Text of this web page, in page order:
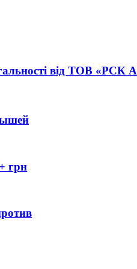
від ТОВ
грн